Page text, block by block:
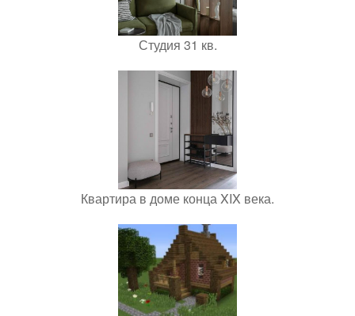
Студия 31 кв.
Квартира в доме конца XIX века.